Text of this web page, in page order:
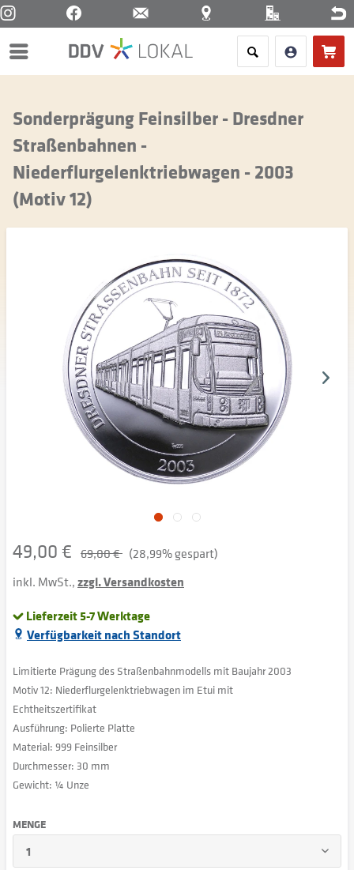
Menü
Sonderprägung Feinsilber - Dresdner
Straßenbahnen -
Niederflurgelenktriebwagen - 2003
(Motiv 12)
49,00 € 69,00 € (28,99% gespart)
inkl. MwSt.,zzgl. Versandkosten
Lieferzeit 5-7 Werktage
Verfügbarkeit nach Standort
Limitierte Prägung des Straßenbahnmodells mit Baujahr 2003
Motiv 12: Niederflurgelenktriebwagen im Etui mit
Echtheitszertifikat
Ausführung: Polierte Platte
Material: 999 Feinsilber
Durchmesser: 30 mm
Gewicht: ¼ Unze
MENGE